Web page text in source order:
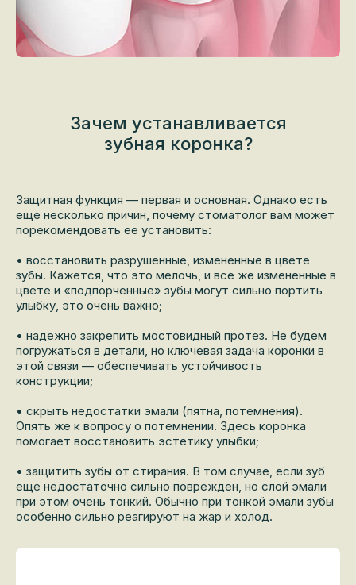
Зачем устанавливается
зубная коронка?
Защитная функция — первая и основная. Однако есть
еще несколько причин, почему стоматолог вам может
порекомендовать ее установить:
• восстановить разрушенные, измененные в цвете
зубы. Кажется, что это мелочь, и все же измененные в
цвете и «подпорченные» зубы могут сильно портить
улыбку, это очень важно;
• надежно закрепить мостовидный протез. Не будем
погружаться в детали, но ключевая задача коронки в
этой связи — обеспечивать устойчивость
конструкции;
• скрыть недостатки эмали (пятна, потемнения).
Опять же к вопросу о потемнении. Здесь коронка
помогает восстановить эстетику улыбки;
• защитить зубы от стирания. В том случае, если зуб
еще недостаточно сильно поврежден, но слой эмали
при этом очень тонкий. Обычно при тонкой эмали зубы
особенно сильно реагируют на жар и холод.